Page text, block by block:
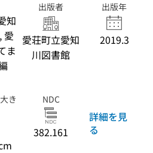
知
愛
ま
出版者
愛荘町立愛知
川図書館
出版年
2019.3
き
NDC
382.161
詳細を見
る